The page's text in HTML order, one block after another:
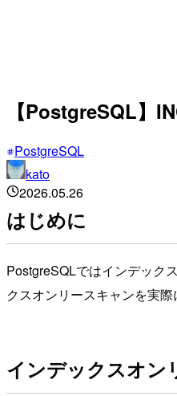
【PostgreSQL】
PostgreSQL
kato
2026.05.26
はじめに
PostgreSQLではインデック
クスオンリースキャンを実際
インデックスオン